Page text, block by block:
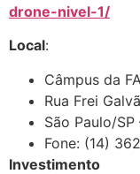
drone-nivel-1/
Local:
Câmpus da
Rua Frei
São Paulo/SP
Fone: (14)
Investimento